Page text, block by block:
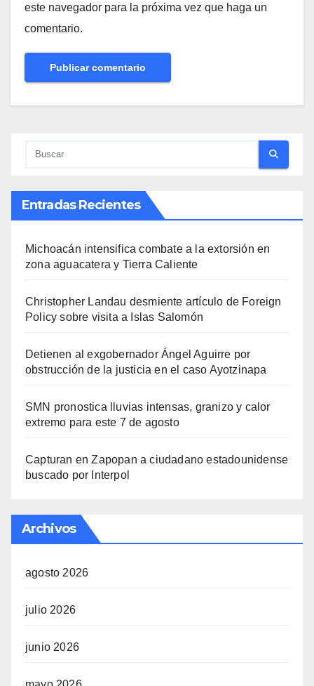
este navegador para la próxima vez que haga un
comentario.
Entradas Recientes
Michoacán intensifica combate a la extorsión en
zona aguacatera y Tierra Caliente
Christopher Landau desmiente artículo de Foreign
Policy sobre visita a Islas Salomón
Detienen al exgobernador Ángel Aguirre por
obstrucción de la justicia en el caso Ayotzinapa
SMN pronostica lluvias intensas, granizo y calor
extremo para este 7 de agosto
Capturan en Zapopan a ciudadano estadounidense
buscado por Interpol
Archivos
agosto 2026
julio 2026
junio 2026